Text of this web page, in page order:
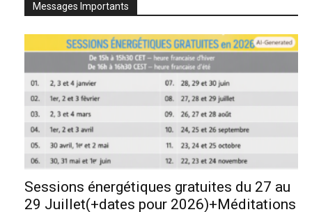
Messages Importants
Sessions énergétiques gratuites du 27 au
29 Juillet(+dates pour 2026)+Méditations